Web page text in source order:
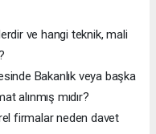
ve hangi teknik, mali
Bakanlık veya başka
alınmış mıdır?
firmalar neden davet